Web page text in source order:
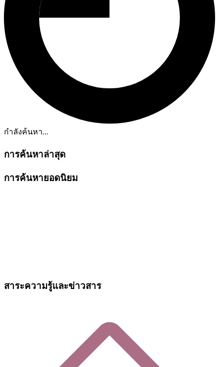
กำลังค้นหา...
การค้นหาล่าสุด
การค้นหายอดนิยม
สาระความรู้และข่าวสาร